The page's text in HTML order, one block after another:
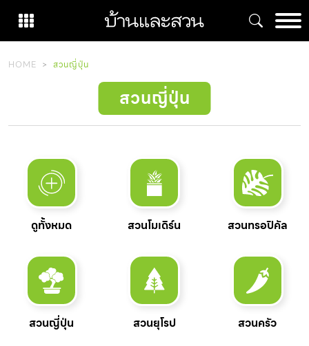
content
HOME สวนญี่ปุ่น
สวนญี่ปุ่น
ดูทั้งหมด สวนโมเดิร์น สวนทรอปิคัล
สวนญี่ปุ่น สวนยุโรป สวนครัว